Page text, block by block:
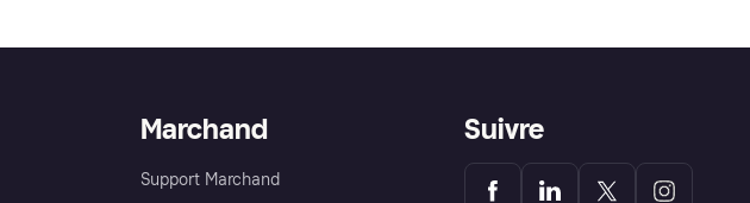
Marchand
Support Marchand
Suivre